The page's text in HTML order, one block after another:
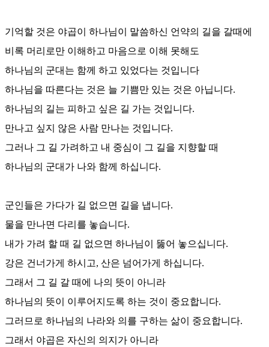
기억할 것은 야곱이 하나님이 말씀하신 언약의 길을 갈때에
비록 머리로만 이해하고 마음으로 이해 못해도
하나님의 군대는 함께 하고 있었다는 것입니다
하나님을 따른다는 것은 늘 기쁨만 있는 것은 아닙니다.
하나님의 길는 피하고 싶은 길 가는 것입니다.
만나고 싶지 않은 사람 만나는 것입니다.
그러나 그 길 가려하고 내 중심이 그 길을 지향할 때
하나님의 군대가 나와 함께 하십니다.
군인들은 가다가 길 없으면 길을 냅니다.
물을 만나면 다리를 놓습니다.
내가 가려 할 때 길 없으면 하나님이 뚫어 놓으십니다.
강은 건너가게 하시고, 산은 넘어가게 하십니다.
그래서 그 길 갈 때에 나의 뜻이 아니라
하나님의 뜻이 이루어지도록 하는 것이 중요합니다.
그러므로 하나님의 나라와 의를 구하는 삶이 중요합니다.
그래서 야곱은 자신의 의지가 아니라